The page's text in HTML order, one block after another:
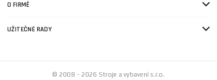
O FIRMĚ
UŽITEČNÉ RADY
© 2008 - 2026 Stroje a vybavení s.r.o.